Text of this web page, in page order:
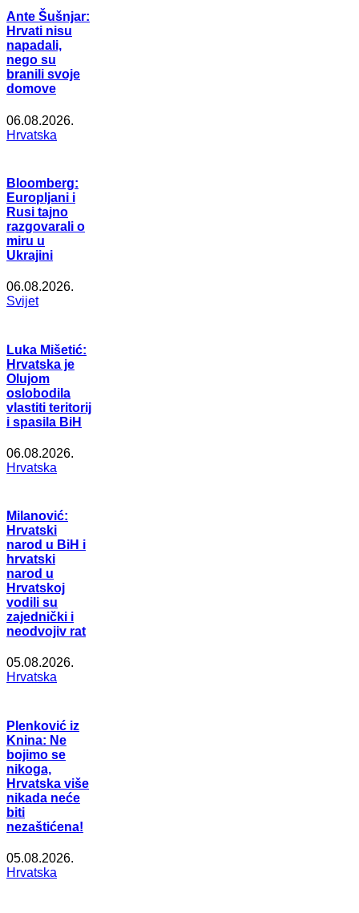
Ante Šušnjar:
Hrvati nisu
napadali,
nego su
branili svoje
domove
06.08.2026.
Hrvatska
Bloomberg:
Europljani i
Rusi tajno
razgovarali o
miru u
Ukrajini
06.08.2026.
Svijet
Luka Mišetić:
Hrvatska je
Olujom
oslobodila
vlastiti teritorij
i spasila BiH
06.08.2026.
Hrvatska
Milanović:
Hrvatski
narod u BiH i
hrvatski
narod u
Hrvatskoj
vodili su
zajednički i
neodvojiv rat
05.08.2026.
Hrvatska
Plenković iz
Knina: Ne
bojimo se
nikoga,
Hrvatska više
nikada neće
biti
nezaštićena!
05.08.2026.
Hrvatska